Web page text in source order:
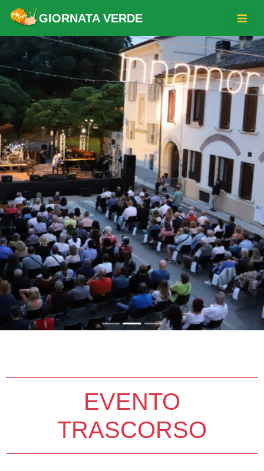
GIORNATA VERDE
EVENTO
TRASCORSO